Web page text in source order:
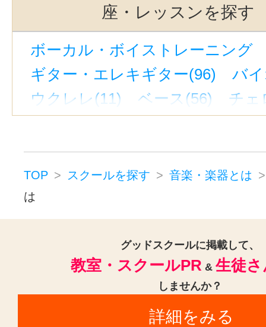
座・レッスンを探す
ボーカル・ボイストレーニング
ギター・エレキギター(96)
バ
ウクレレ(11)
ベース(56)
チェ
ピアノ(110)
キーボード・鍵盤
電子オルガン(51)
コンピュータミュージック・
作詞・作曲(95)
楽譜制作(1)
パーカッション(5)
トロンボーン(3)
フルート(11)
サックス(16)
トランペット(11)
声楽(3) ゴス
TOP スクールを探す
音楽・楽器とは
は
グッドスクールに掲載して、
教室・スクールPR & 生徒
しませんか？
詳細をみる